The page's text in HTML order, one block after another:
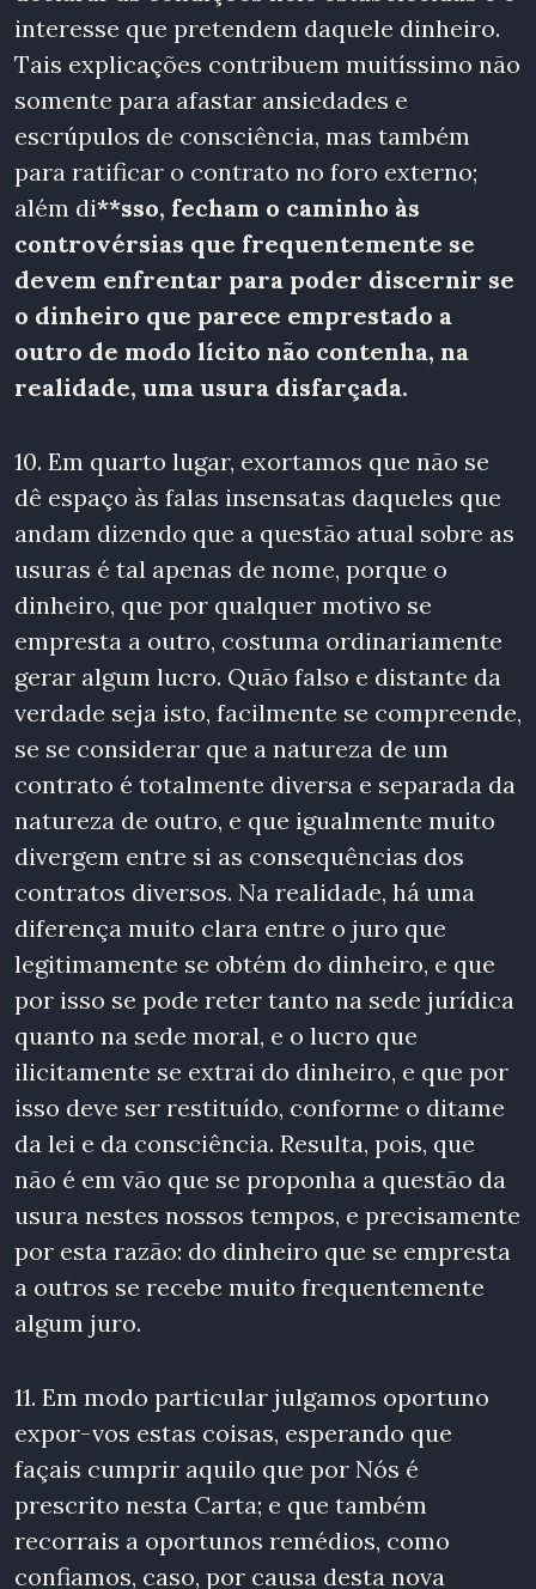
interesse que pretendem daquele dinheiro.
Tais explicações contribuem muitíssimo não
somente para afastar ansiedades e
escrúpulos de consciência, mas também
para ratificar o contrato no foro externo;
além di**sso, fecham o caminho às
controvérsias que frequentemente se
devem enfrentar para poder discernir se
o dinheiro que parece emprestado a
outro de modo lícito não contenha, na
realidade, uma usura disfarçada.
10. Em quarto lugar, exortamos que não se
dê espaço às falas insensatas daqueles que
andam dizendo que a questão atual sobre as
usuras é tal apenas de nome, porque o
dinheiro, que por qualquer motivo se
empresta a outro, costuma ordinariamente
gerar algum lucro. Quão falso e distante da
verdade seja isto, facilmente se compreende,
se se considerar que a natureza de um
contrato é totalmente diversa e separada da
natureza de outro, e que igualmente muito
divergem entre si as consequências dos
contratos diversos. Na realidade, há uma
diferença muito clara entre o juro que
legitimamente se obtém do dinheiro, e que
por isso se pode reter tanto na sede jurídica
quanto na sede moral, e o lucro que
ilicitamente se extrai do dinheiro, e que por
isso deve ser restituído, conforme o ditame
da lei e da consciência. Resulta, pois, que
não é em vão que se proponha a questão da
usura nestes nossos tempos, e precisamente
por esta razão: do dinheiro que se empresta
a outros se recebe muito frequentemente
algum juro.
11. Em modo particular julgamos oportuno
expor-vos estas coisas, esperando que
façais cumprir aquilo que por Nós é
prescrito nesta Carta; e que também
recorrais a oportunos remédios, como
confiamos, caso, por causa desta nova